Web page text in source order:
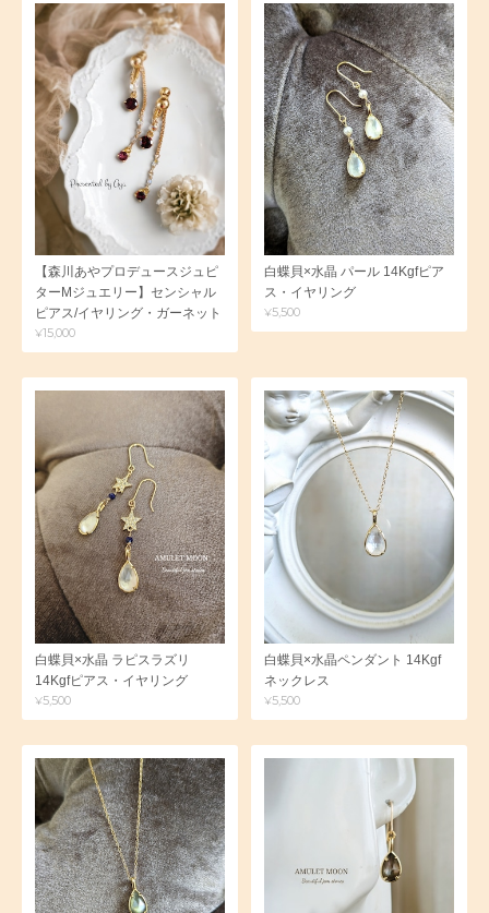
【森川あやプロデュースジュピ
ターMジュエリー】センシャル
ピアス/イヤリング・ガーネット
¥15,000
白蝶貝×水晶 パール 14Kgfピア
ス・イヤリング
¥5,500
白蝶貝×水晶 ラピスラズリ
14Kgfピアス・イヤリング
¥5,500
白蝶貝×水晶ペンダント 14Kgf
ネックレス
¥5,500